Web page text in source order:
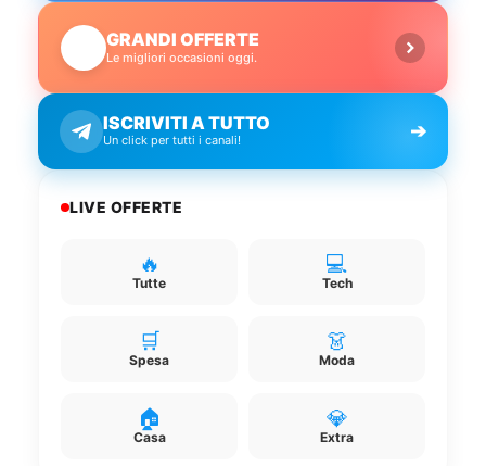
GRANDI OFFERTE
Le migliori occasioni oggi.
ISCRIVITI A TUTTO
Un click per tutti i canali! ➔
LIVE OFFERTE
🔥
Tutte
💻
Tech
🛒
Spesa
👗
Moda
🏠
Casa
💎
Extra